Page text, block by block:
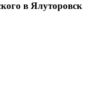
в Ялуторовск